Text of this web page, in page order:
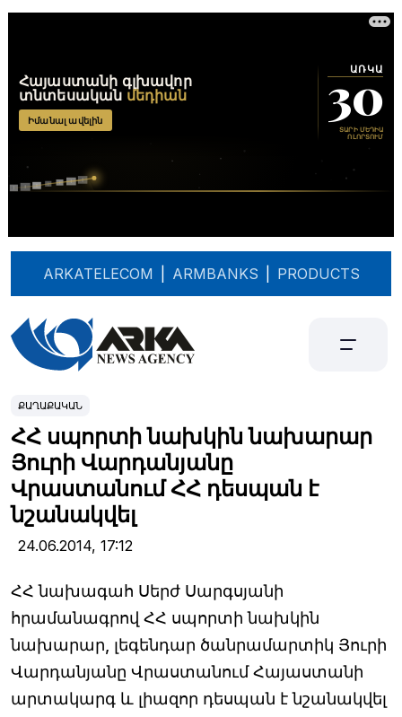
ARKATELECOM ARMBANKS PRODUCTS
ՔԱՂԱՔԱԿԱՆ
ՀՀ սպորտի նախկին նախարար
Յուրի Վարդանյանը
Վրաստանում ՀՀ դեսպան է
նշանակվել
24.06.2014, 17:12
ՀՀ նախագահ Սերժ Սարգսյանի
հրամանագրով ՀՀ սպորտի նախկին
նախարար, լեգենդար ծանրամարտիկ Յուրի
Վարդանյանը Վրաստանում Հայաստանի
արտակարգ և լիազոր դեսպան է նշանակվել